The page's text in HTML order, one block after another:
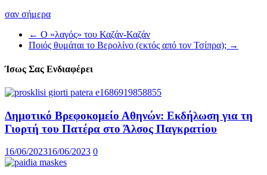
σαν σήμερα
← Ο «λαγός» του Καζάν-Καζάν
Ποιός θυμάται το Βερολίνο (εκτός από τον Τσίπρα); →
Ίσως Σας Ενδιαφέρει
Δημοτικό Βρεφοκομείο Αθηνών: Εκδήλωση για τη
Γιορτή του Πατέρα στο Άλσος Παγκρατίου
16/06/202316/06/2023 0